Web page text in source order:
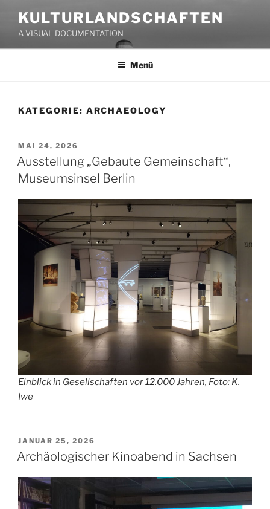
Inhalt
springen
KULTURLANDSCHAFTEN
A VISUAL DOCUMENTATION
Menü
KATEGORIE: ARCHAEOLOGY
VERÖFFENTLICHT
AM
MAI 24, 2026
Ausstellung „Gebaute Gemeinschaft“,
Museumsinsel Berlin
Einblick in Gesellschaften vor12.000Jahren, Foto: K.
Iwe
VERÖFFENTLICHT
AM
JANUAR 25, 2026
Archäologischer Kinoabend in Sachsen